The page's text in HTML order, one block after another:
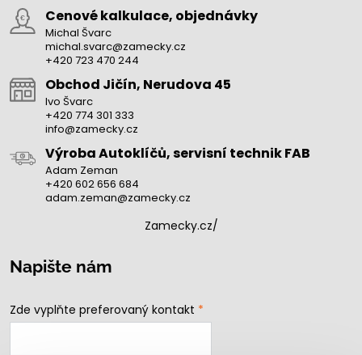
Cenové kalkulace, objednávky
Michal Švarc
michal.svarc@zamecky.cz
+420 723 470 244
Obchod Jičín, Nerudova 45
Ivo Švarc
+420 774 301 333
info@zamecky.cz
Výroba Autoklíčů, servisní technik FAB
Adam Zeman
+420 602 656 684
adam.zeman@zamecky.cz
Zamecky.cz/
Napište nám
Zde vyplňte preferovaný kontakt *